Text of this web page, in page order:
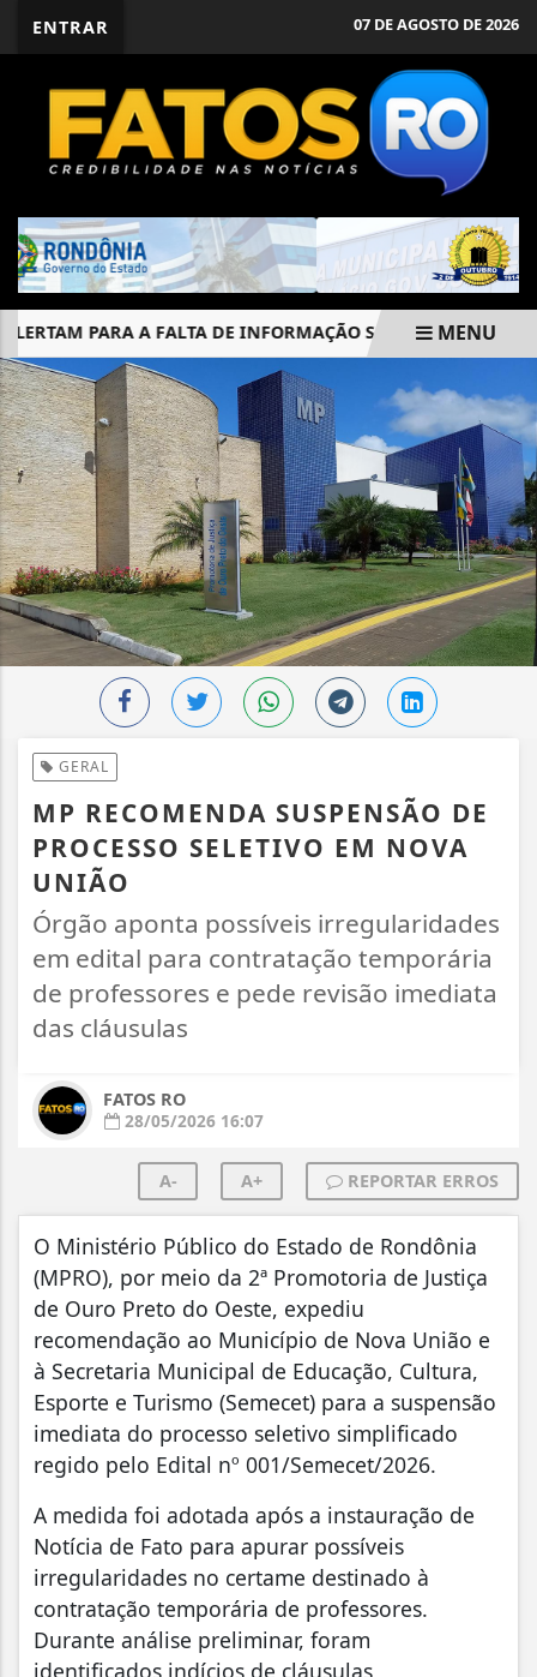
ENTRAR 07 DE AGOSTO DE 2026
PARA A FALTA DE INFORMAÇÃO SOBRE A
EM ALTA
MENU
GERAL
MP RECOMENDA SUSPENSÃO DE
PROCESSO SELETIVO EM NOVA
UNIÃO
Órgão aponta possíveis irregularidades
em edital para contratação temporária
de professores e pede revisão imediata
das cláusulas
FATOS RO
28/05/2026 16:07
A- A+ REPORTAR ERROS
O Ministério Público do Estado de Rondônia
(MPRO), por meio da 2ª Promotoria de Justiça
de Ouro Preto do Oeste, expediu
recomendação ao Município de Nova União e
à Secretaria Municipal de Educação, Cultura,
Esporte e Turismo (Semecet) para a suspensão
imediata do processo seletivo simplificado
regido pelo Edital nº 001/Semecet/2026.
A medida foi adotada após a instauração de
Notícia de Fato para apurar possíveis
irregularidades no certame destinado à
contratação temporária de professores.
Durante análise preliminar, foram